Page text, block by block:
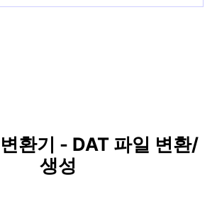
환기 - DAT 파일 변환/
생성